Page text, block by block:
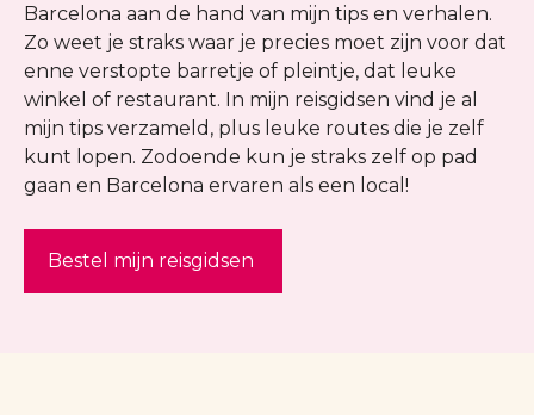
Barcelona aan de hand van mijn tips en verhalen.
Zo weet je straks waar je precies moet zijn voor dat
enne verstopte barretje of pleintje, dat leuke
winkel of restaurant. In mijn reisgidsen vind je al
mijn tips verzameld, plus leuke routes die je zelf
kunt lopen. Zodoende kun je straks zelf op pad
gaan en Barcelona ervaren als een local!
Bestel mijn reisgidsen